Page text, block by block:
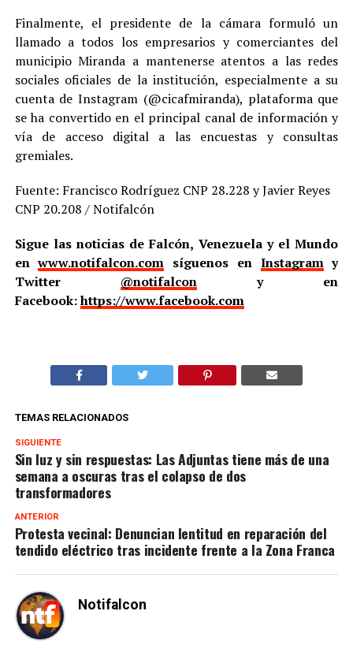
Finalmente, el presidente de la cámara formuló un
llamado a todos los empresarios y comerciantes del
municipio Miranda a mantenerse atentos a las redes
sociales oficiales de la institución, especialmente a su
cuenta de Instagram (@cicafmiranda), plataforma que
se ha convertido en el principal canal de información y
vía de acceso digital a las encuestas y consultas
gremiales.
Fuente: Francisco Rodríguez CNP 28.228 y Javier Reyes
CNP 20.208 / Notifalcón
Sigue las noticias de Falcón, Venezuela y el Mundo
enwww.notifalcon.com síguenos en Instagramy
Twitter @notifalcony en
Facebook:https://www.facebook.com
TEMAS RELACIONADOS
SIGUIENTE
Sin luz y sin respuestas: Las Adjuntas tiene más de una
semana a oscuras tras el colapso de dos
transformadores
ANTERIOR
Protesta vecinal: Denuncian lentitud en reparación del
tendido eléctrico tras incidente frente a la Zona Franca
Notifalcon